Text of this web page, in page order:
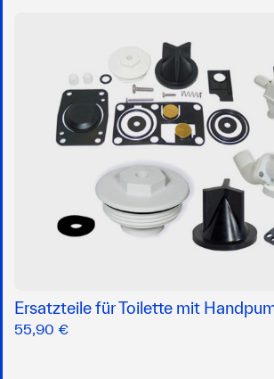
Ersatzteile für Toilette mit
55,90 €